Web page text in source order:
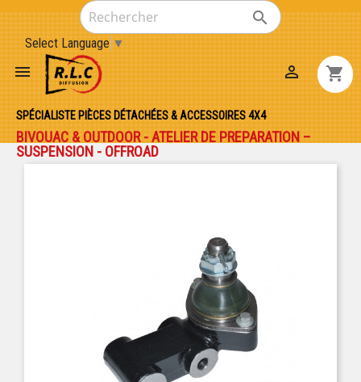

Select Language ▼
 shopping_cart

SPÉCIALISTE PIÈCES DÉTACHÉES & ACCESSOIRES 4X4
BIVOUAC & OUTDOOR - ATELIER DE PREPARATION –
SUSPENSION - OFFROAD